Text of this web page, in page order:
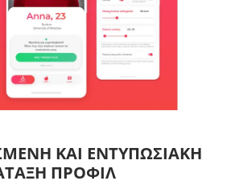
ΚΑΙ ΕΝΤΥΠΩΣΙΑΚΉ
ΠΡΟΦΊΛ